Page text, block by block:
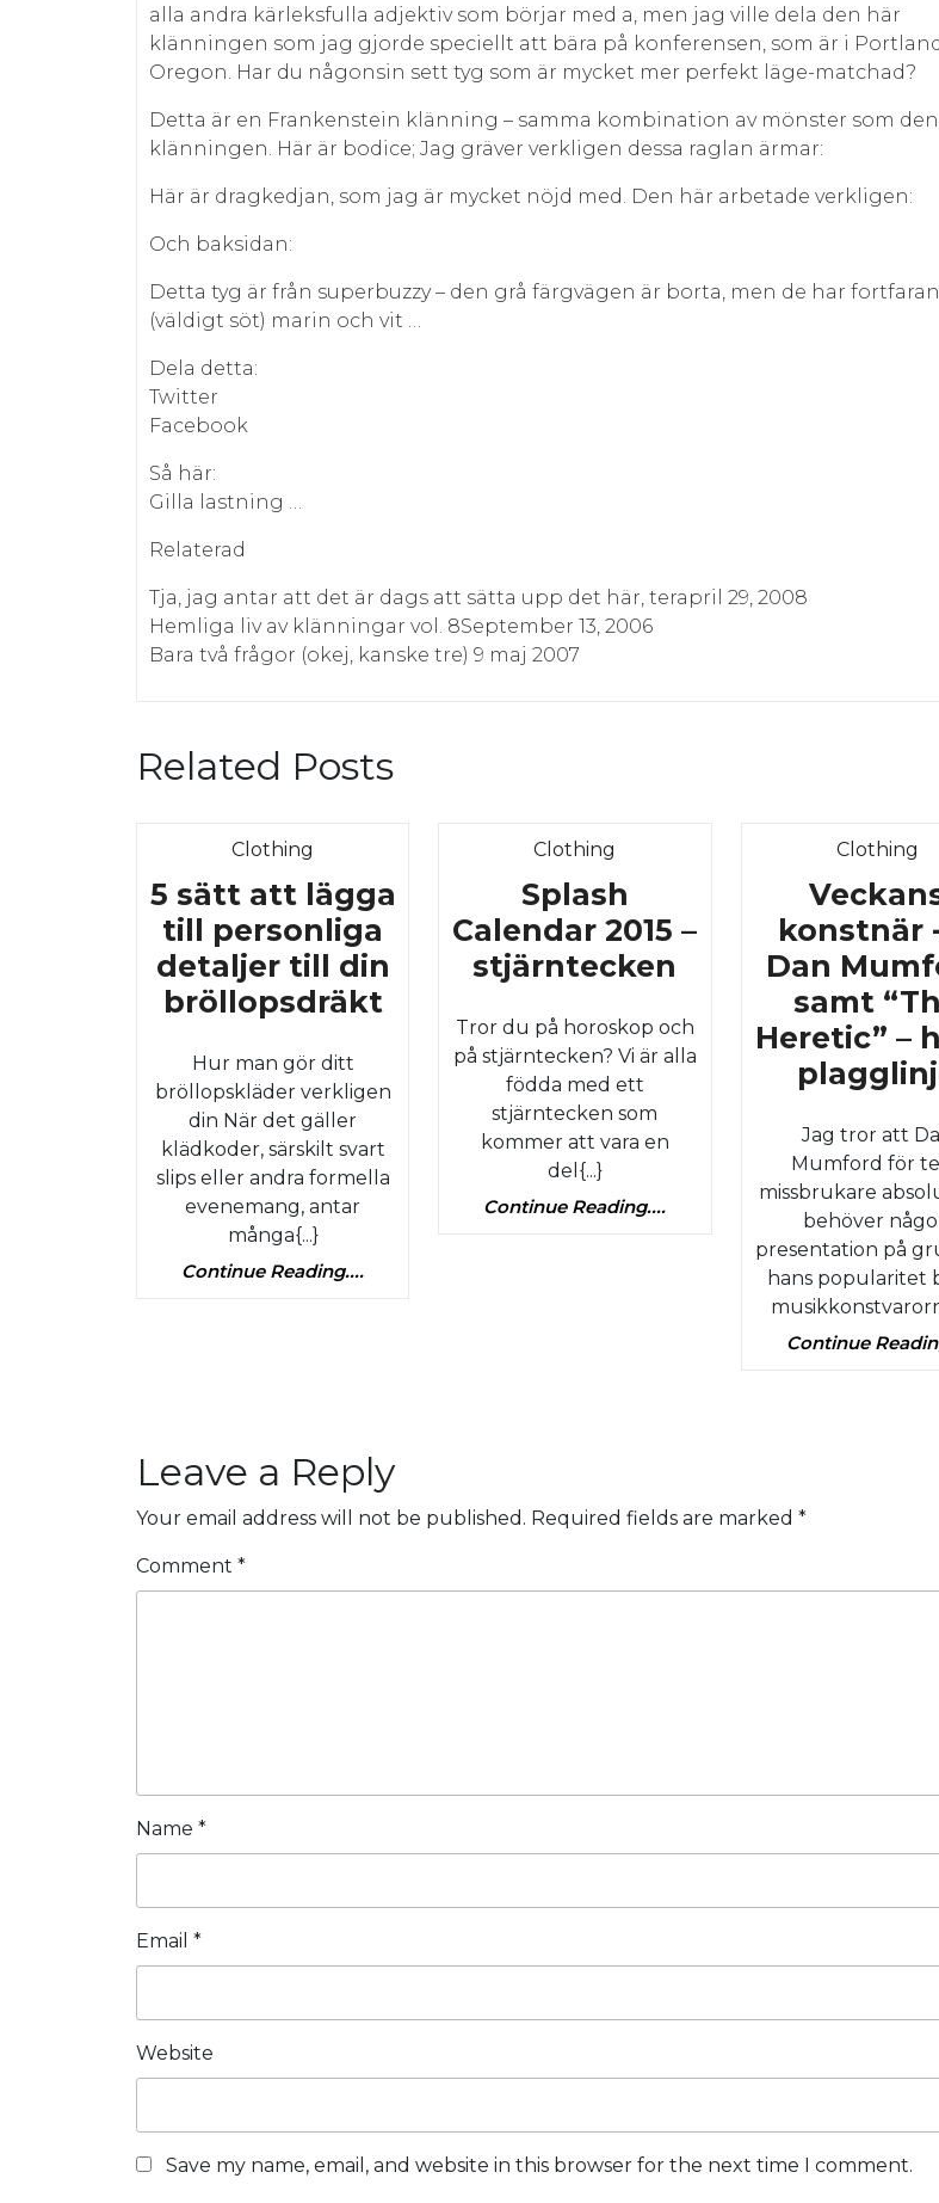
alla andra kärleksfulla adjektiv som börjar med a, men jag ville dela den här
klänningen som jag gjorde speciellt att bära på konferensen, som är i
Oregon. Har du någonsin sett tyg som är mycket mer perfekt läge-matchad?
Detta är en Frankenstein klänning – samma kombination av mönster som
klänningen. Här är bodice; Jag gräver verkligen dessa raglan ärmar:
Här är dragkedjan, som jag är mycket nöjd med. Den här arbetade verkligen:
Och baksidan:
Detta tyg är från superbuzzy – den grå färgvägen är borta, men de har
(väldigt söt) marin och vit …
Dela detta:
Twitter
Facebook
Så här:
Gilla lastning …
Relaterad
Tja, jag antar att det är dags att sätta upp det här, terapril 29, 2008
Hemliga liv av klänningar vol. 8September 13, 2006
Bara två frågor (okej, kanske tre) 9 maj 2007
Related Posts
Clothing
5 sätt att lägga
till personliga
detaljer till din
bröllopsdräkt5
lägga
till
personliga
detaljer
Hur man gör ditt
bröllopskläder verkligen
din När det gäller
klädkoder, särskilt svart
slips eller andra formella
evenemang, antar
många{...}
Continue Reading....
Clothing
Splash
Calendar 2015 –
stjärntecken Splash
Calendar
2015
–
Tror du på horoskop och
på stjärntecken? Vi är alla
födda med ett
stjärntecken som
kommer att vara en
del{...}
Continue Reading....
Clothing
konstnär
Dan
samt
Heretic” –
Jag tror att
Mumford för
missbrukare
behöver
presentation på
hans popularitet
Continue
Leave a Reply
Your email address will not be published. Required fields are marked *
Comment *
Name *
Email *
Website
Save my name, email, and website in this browser for the next time I comment.